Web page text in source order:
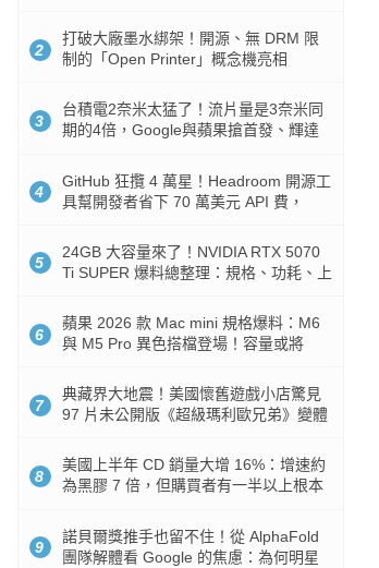
2
打破大廠墨水綁架！開源、無 DRM 限
制的「Open Printer」概念機亮相
3
台積電2奈米太猛了！流片量是3奈米同
期的4倍，Google與蘋果搶首發、輝達
4
GitHub 狂攬 4 萬星！Headroom 開源工
具幫開發者省下 70 萬美元 API 費，
5
24GB 大容量來了！NVIDIA RTX 5070
Ti SUPER 爆料總整理：規格、功耗、上
6
蘋果 2026 款 Mac mini 規格爆料：M6
與 M5 Pro 異色搭檔登場！容量或將
7
典藏界大地震！美國懷舊遊戲小店驚見
97 片未公開版《超級瑪利歐兄弟》變體
8
美國上半年 CD 銷量大增 16%：增速約
為黑膠 7 倍，但購買者有一半以上根本
9
諾貝爾獎推手也留不住！從 AlphaFold
團隊解體看 Google 的焦慮：為何明星